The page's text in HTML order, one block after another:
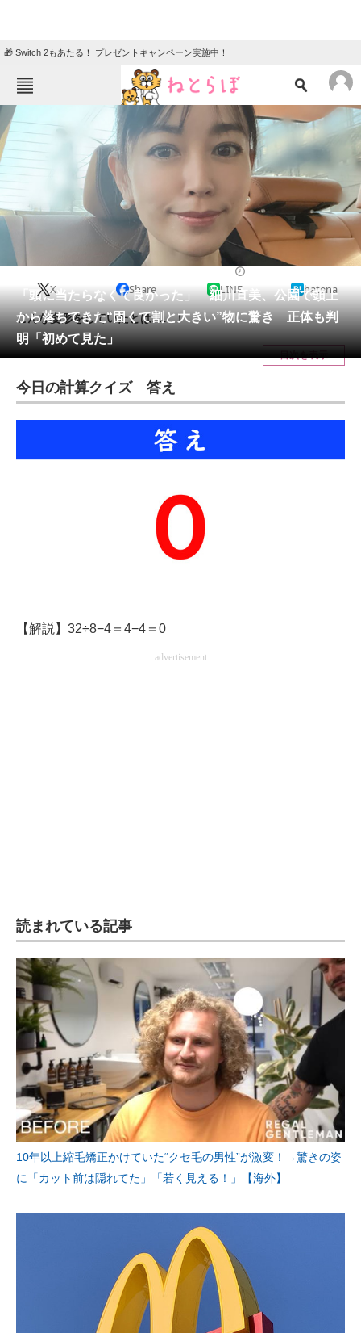
🎁 Switch 2もあたる！ プレゼントキャンペーン実施中！
ねとらぼメニュー
TOP ニュース
クイズ
地域
教育・育児
動物 リサーチ
会員記事
メディア
注目記事を集めた総合ページ
ITの今と未来を見通す
スマホと通信の最新トレンド
好きが集まる 比べて選べる
ビジネスと働き方のヒント
電子設計の基本と応用
建設×テクノロジーの最前線
ちょっと気になるネットの話題
「頭に当たらなくて良かった」 細川直美、公園で頭上
から落ちてきた“固くて割と大きい”物に驚き 正体も判
明「初めて見た」
X Share LINE hatena
こんな姿形をしていたとは……！
目次を表示
今日の計算クイズ 答え
【解説】32÷8−4＝4−4＝0
advertisement
読まれている記事
10年以上縮毛矯正かけていた“クセ毛の男性”が激変！→驚きの姿
に「カット前は隠れてた」「若く見える！」【海外】